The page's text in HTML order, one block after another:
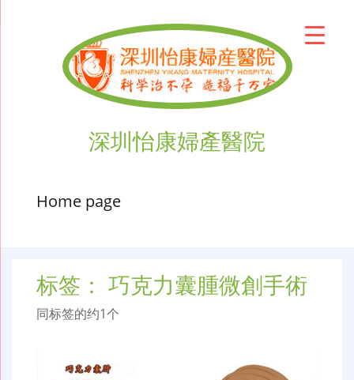
深圳怡康婦產醫院
Home page
标签： 巧克力囊腫微創手術
同标签的约1个